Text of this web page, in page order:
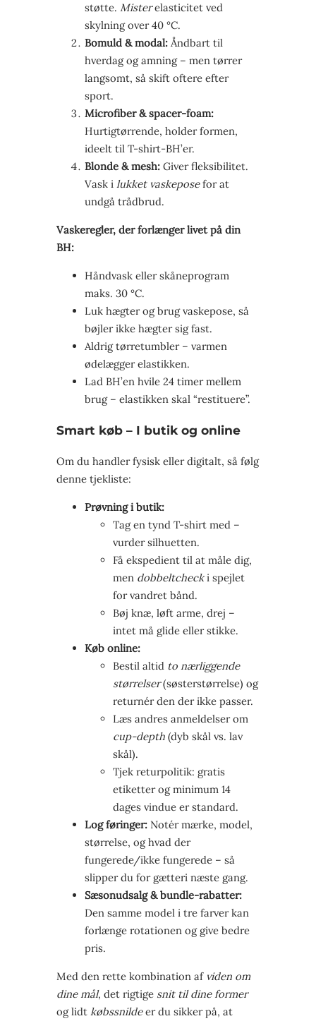
støtte. Misterelasticitet ved
skylning over 40 °C.
Bomuld & modal: Åndbart til
hverdag og amning – men tørrer
langsomt, så skift oftere efter
sport.
Microfiber & spacer-foam:
Hurtigtørrende, holder formen,
ideelt til T-shirt-BH’er.
Blonde & mesh: Giver fleksibilitet.
Vask i lukket vaskeposefor at
undgå trådbrud.
Vaske­regler, der forlænger livet på din
BH:
Håndvask eller skåne­program
maks. 30 °C.
Luk hægter og brug vaskepose, så
bøjler ikke hægter sig fast.
Aldrig tørretumbler – varmen
ødelægger elastikken.
Lad BH’en hvile 24 timer mellem
brug – elastikken skal “restituere”.
Smart køb – I butik og online
Om du handler fysisk eller digitalt, så følg
denne tjekliste:
Prøvning i butik:
Tag en tynd T-shirt med –
vurder silhuetten.
Få ekspedient til at måle dig,
men dobbeltchecki spejlet
for vandret bånd.
Bøj knæ, løft arme, drej –
intet må glide eller stikke.
Køb online:
Bestil altid to nærliggende
størrelser(søsterstørrelse) og
returnér den der ikke passer.
Læs andres anmeldelser om
cup-depth (dyb skål vs. lav
skål).
Tjek returpolitik: gratis
etiketter og minimum 14
dages vindue er standard.
Log føringer: Notér mærke, model,
størrelse, og hvad der
fungerede/ikke fungerede – så
slipper du for gætteri næste gang.
Sæsonudsalg & bundle-rabatter:
Den samme model i tre farver kan
forlænge rotationen og give bedre
pris.
Med den rette kombination af viden om
dine mål, det rigtige snit til dine former
og lidt købssnildeer du sikker på, at